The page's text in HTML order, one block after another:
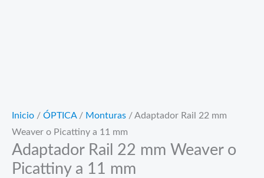
Inicio / ÓPTICA/ Monturas / Adaptador Rail 22 mm
Weaver o Picattiny a 11 mm
Adaptador Rail 22 mm Weaver o
Picattiny a 11 mm